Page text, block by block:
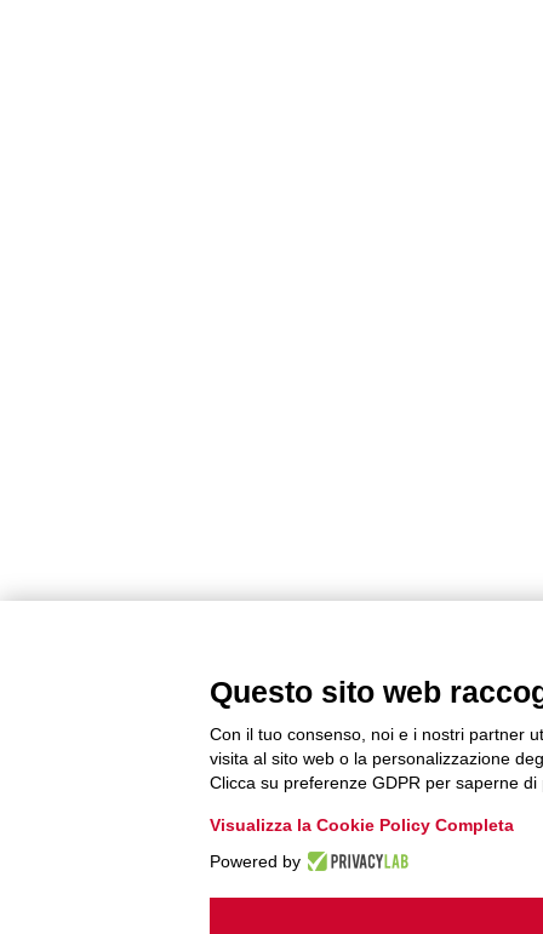
Questo sito web
Con il tuo consenso, noi e i nostri partner
visita al sito web o la personalizzazione
Clicca su preferenze GDPR per saperne di
Visualizza la Cookie Policy Completa
Powered by